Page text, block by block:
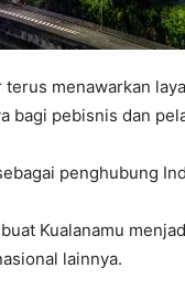
terus menawarkan
bagi pebisnis dan
penghubung
Kualanamu
lainnya.